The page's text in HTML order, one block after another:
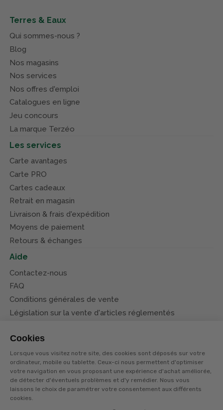
Cookies
Lorsque vous visitez notre site, des cookies sont déposés sur votre
ordinateur, mobile ou tablette. Ceux-ci nous permettent d'optimiser
votre navigation en vous proposant une expérience d'achat améliorée,
de détecter d'éventuels problèmes et d'y remédier. Nous vous
laissons le choix de paramétrer votre consentement aux différents
cookies.
Terres & Eaux
Qui sommes-nous ?
Blog
Nos magasins
Nos services
Nos offres d'emploi
Catalogues en ligne
Jeu concours
La marque Terzéo
Les services
Carte avantages
Carte PRO
Cartes cadeaux
Retrait en magasin
Livraison & frais d'expédition
Moyens de paiement
Retours & échanges
Aide
Contactez-nous
FAQ
Conditions générales de vente
Législation sur la vente d'articles réglementés
Conditions de nos offres
Suivez-nous